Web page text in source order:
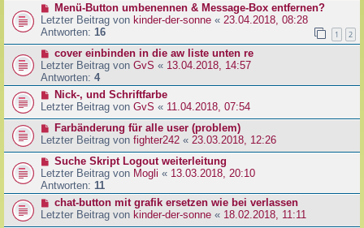
Menü-Button umbenennen & Message-Box entfernen?
Letzter Beitrag von kinder-der-sonne « 23.04.2018, 08:28
Antworten: 16 1 2
cover einbinden in die aw liste unten re
Letzter Beitrag von GvS « 13.04.2018, 14:57
Antworten: 4
Nick-, und Schriftfarbe
Letzter Beitrag von GvS « 11.04.2018, 07:54
Farbänderung für alle user (problem)
Letzter Beitrag von fighter242 « 23.03.2018, 12:26
Suche Skript Logout weiterleitung
Letzter Beitrag von Mogli « 13.03.2018, 20:10
Antworten: 11
chat-button mit grafik ersetzen wie bei verlassen
Letzter Beitrag von kinder-der-sonne « 18.02.2018, 11:11